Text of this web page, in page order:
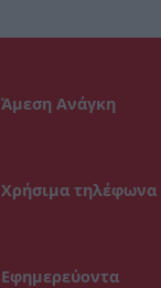
Άμεση Ανάγκη
Χρήσιμα τηλέφωνα
Εφημερεύοντα